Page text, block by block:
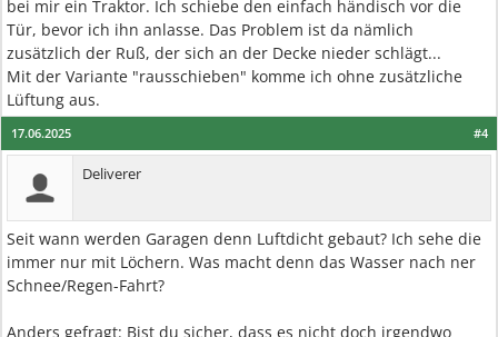
bei mir ein Traktor. Ich schiebe den einfach händisch vor die
Tür, bevor ich ihn anlasse. Das Problem ist da nämlich
zusätzlich der Ruß, der sich an der Decke nieder schlägt...
Mit der Variante "rausschieben" komme ich ohne zusätzliche
Lüftung aus.
#4
17.06.2025
Deliverer
Seit wann werden Garagen denn Luftdicht gebaut? Ich sehe die
immer nur mit Löchern. Was macht denn das Wasser nach ner
Schnee/Regen-Fahrt?
Anders gefragt: Bist du sicher, dass es nicht doch irgendwo